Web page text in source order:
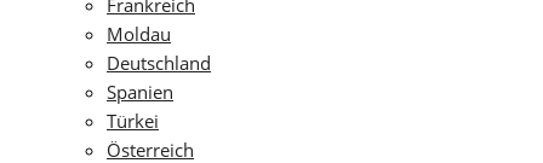
Frankreich
Moldau
Deutschland
Spanien
Türkei
Österreich